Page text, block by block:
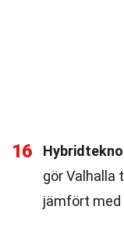
16
gör Valhalla
jämfört med